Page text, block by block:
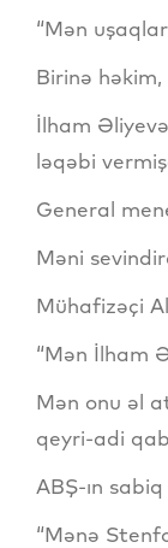
“Mən
Birinə
İlham
ləqəbi
General
Məni
Mühafizəçi
“Mən İlham
Mən onu əl
qeyri-adi
ABŞ-ın
“Mənə